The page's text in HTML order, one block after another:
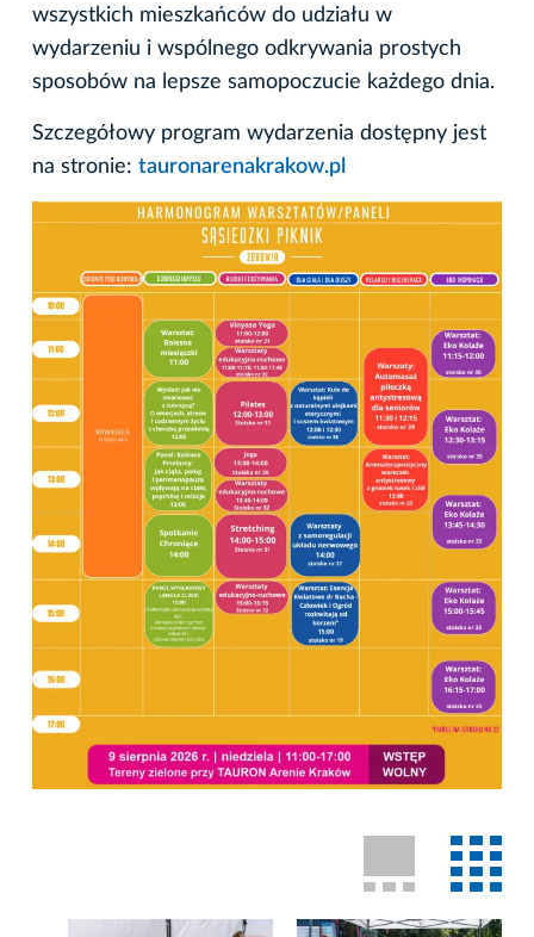
wszystkich mieszkańców do udziału w
wydarzeniu i wspólnego odkrywania prostych
sposobów na lepsze samopoczucie każdego dnia.
Szczegółowy program wydarzenia dostępny jest
na stronie: tauronarenakrakow.pl